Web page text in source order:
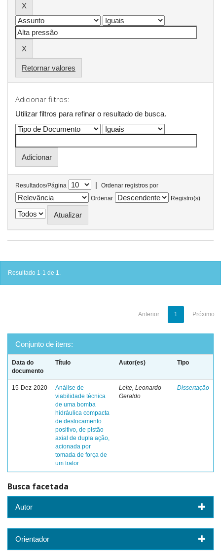
Retornar valores
Adicionar filtros:
Utilizar filtros para refinar o resultado de busca.
Resultados/Página |
Ordenar registros por
Ordenar
Registro(s)
Resultado 1-1 de 1.
Anterior 1 Próximo
Conjunto de itens:
Data do
documento
Título Autor(es) Tipo
15-Dez-2020
Análise de
viabilidade técnica
de uma bomba
hidráulica compacta
de deslocamento
positivo, de pistão
axial de dupla ação,
acionada por
tomada de força de
um trator
Leite, Leonardo
Geraldo
Dissertação
Busca facetada
Autor
Orientador